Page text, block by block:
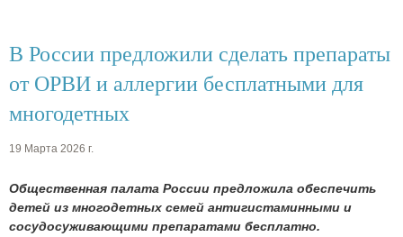
В России предложили сделать препараты
от ОРВИ и аллергии бесплатными для
многодетных
19 Марта 2026 г.
Общественная палата России предложила обеспечить
детей из многодетных семей антигистаминными и
сосудосуживающими препаратами бесплатно.